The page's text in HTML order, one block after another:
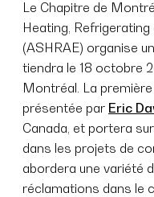
Le Chapitre de
Heating,
(ASHRAE) organise
tiendra le 18 octobre
Montréal. La
présentée par Eric
Canada, et portera
dans les projets de
abordera une variété
réclamations dans le